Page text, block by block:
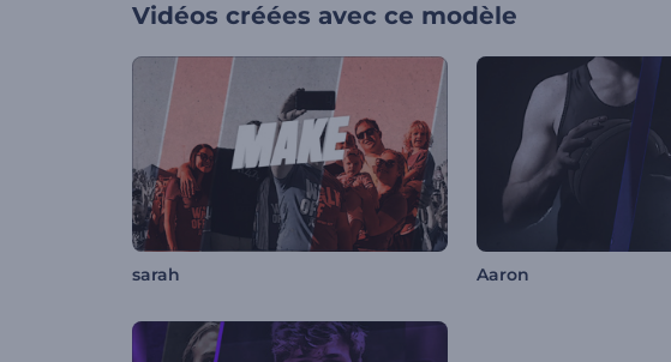
Vidéos créées avec ce modèle
sarah Aaron